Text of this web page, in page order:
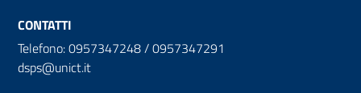
CONTATTI
Telefono: 0957347248 / 0957347291
dsps@unict.it